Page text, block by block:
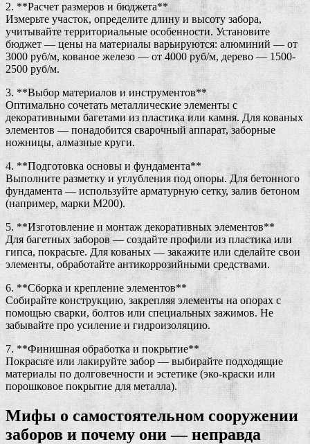
2. **Расчет размеров и бюджета**
Измерьте участок, определите длину и высоту забора,
учитывайте территориальные особенности. Установите
бюджет — цены на материалы варьируются: алюминий — от
3000 руб/м, кованое железо — от 4000 руб/м, дерево — 1500-
2500 руб/м.
3. **Выбор материалов и инструментов**
Оптимально сочетать металлические элементы с
декоративными багетами из пластика или камня. Для кованых
элементов — понадобится сварочный аппарат, заборные
ножницы, алмазные круги.
4. **Подготовка основы и фундамента**
Выполните разметку и углубления под опоры. Для бетонного
фундамента — используйте арматурную сетку, залив бетоном
(например, марки М200).
5. **Изготовление и монтаж декоративных элементов**
Для багетных заборов — создайте профили из пластика или
гипса, покрасьте. Для кованых — закажите или сделайте свои
элементы, обработайте антикоррозийными средствами.
6. **Сборка и крепление элементов**
Собирайте конструкцию, закрепляя элементы на опорах с
помощью сварки, болтов или специальных зажимов. Не
забывайте про усиление и гидроизоляцию.
7. **Финишная обработка и покрытие**
Покрасьте или лакируйте забор — выбирайте подходящие
материалы по долговечности и эстетике (эко-краски или
порошковое покрытие для металла).
Мифы о самостоятельном сооружении
заборов и почему они — неправда